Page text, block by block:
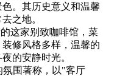
。其历史意义和温馨
之地。
这家别致咖啡馆，菜
修风格多样，温馨的
的安静时光。
氛围著称，以"客厅